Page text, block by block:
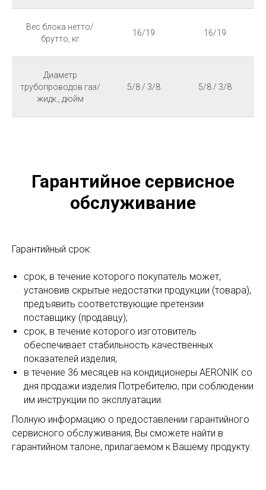
Вес блока нетто/
брутто, кг
16/19 16/19
Диаметр
трубопроводов газ/
жидк., дюйм
5/8 / 3/8 5/8 / 3/8
Гарантийное сервисное
обслуживание
Гарантийный срок:
срок, в течение которого покупатель может,
установив скрытые недостатки продукции (товара),
предъявить соответствующие претензии
поставщику (продавцу);
срок, в течение которого изготовитель
обеспечивает стабильность качественных
показателей изделия;
в течение 36 месяцев на кондиционеры AERONIK со
дня продажи изделия Потребителю, при соблюдении
им инструкции по эксплуатации.
Полную информацию о предоставлении гарантийного
сервисного обслуживания, Вы сможете найти в
гарантийном талоне, прилагаемом к Вашему продукту.